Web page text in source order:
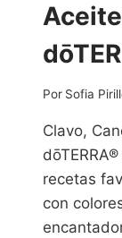
Por Sofia
Clavo,
recetas
con